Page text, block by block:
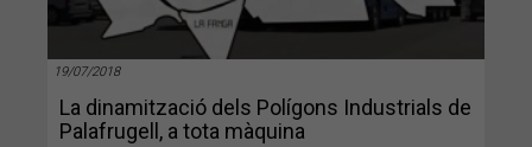
19/07/2018
La dinamització dels Polígons Industrials de
Palafrugell, a tota màquina